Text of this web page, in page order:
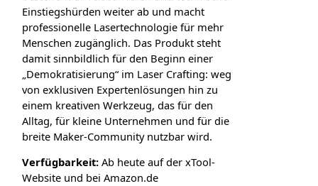
Einstiegshürden weiter ab und macht
professionelle Lasertechnologie für mehr
Menschen zugänglich. Das Produkt steht
damit sinnbildlich für den Beginn einer
„Demokratisierung“ im Laser Crafting: weg
von exklusiven Expertenlösungen hin zu
einem kreativen Werkzeug, das für den
Alltag, für kleine Unternehmen und für die
breite Maker-Community nutzbar wird.
Verfügbarkeit: Ab heute auf der xTool-
Website und bei Amazon.de